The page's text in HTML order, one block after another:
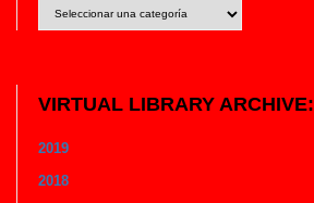
VIRTUAL
VIRTUAL LIBRARY ARCHIVE:
2019
2018